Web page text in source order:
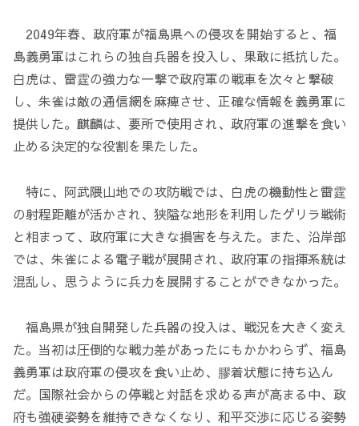
2049年春、政府軍が福島県への侵攻を開始すると、福
島義勇軍はこれらの独自兵器を投入し、果敢に抵抗した。
白虎は、雷霆の強力な一撃で政府軍の戦車を次々と撃破
し、朱雀は敵の通信網を麻痺させ、正確な情報を義勇軍に
提供した。麒麟は、要所で使用され、政府軍の進撃を食い
止める決定的な役割を果たした。
特に、阿武隈山地での攻防戦では、白虎の機動性と雷霆
の射程距離が活かされ、狭隘な地形を利用したゲリラ戦術
と相まって、政府軍に大きな損害を与えた。また、沿岸部
では、朱雀による電子戦が展開され、政府軍の指揮系統は
混乱し、思うように兵力を展開することができなかった。
福島県が独自開発した兵器の投入は、戦況を大きく変え
た。当初は圧倒的な戦力差があったにもかかわらず、福島
義勇軍は政府軍の侵攻を食い止め、膠着状態に持ち込ん
だ。国際社会からの停戦と対話を求める声が高まる中、政
府も強硬姿勢を維持できなくなり、和平交渉に応じる姿勢